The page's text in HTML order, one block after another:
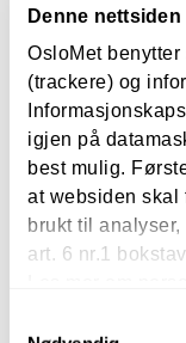
Denne
OsloMet
(trackere) og
igjen på
best mulig.
at websiden skal
brukt til
art. 6 nr.1
universet
Martin og
nyfikne».